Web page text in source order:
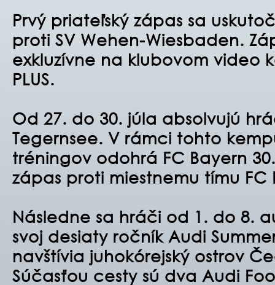
Prvý priateľský zápas sa
proti SV Wehen-Wiesbaden.
exkluzívne na klubovom video
PLUS.
Od 27. do 30. júla absolvujú
Tegernsee. V rámci tohto
tréningov odohrá FC Bayern
zápas proti miestnemu tímu FC
Následne sa hráči od 1. do 8.
svoj desiaty ročník Audi
navštívia juhokórejský ostrov
Súčasťou cesty sú dva Audi